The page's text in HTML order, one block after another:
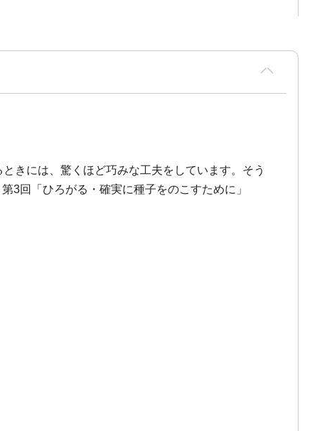
きには、驚くほど巧みな工夫をしています。そう
3回「ひろがる・確実に種子をのこすために」